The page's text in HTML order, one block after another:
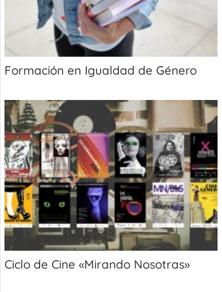
Formación en Igualdad de Género
Ciclo de Cine «Mirando Nosotras»